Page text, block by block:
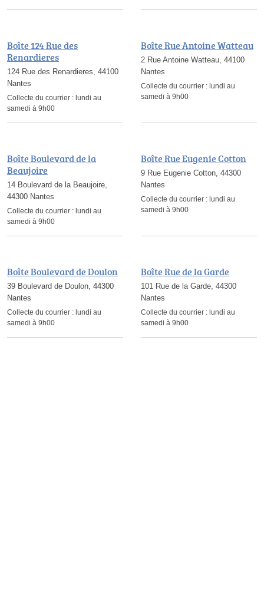
Boîte 124 Rue des
Renardieres
124 Rue des Renardieres, 44100
Nantes
Collecte du courrier : lundi au
samedi à 9h00
Boîte Rue Antoine Watteau
2 Rue Antoine Watteau, 44100
Nantes
Collecte du courrier : lundi au
samedi à 9h00
Boîte Boulevard de la
Beaujoire
14 Boulevard de la Beaujoire,
44300 Nantes
Collecte du courrier : lundi au
samedi à 9h00
Boîte Rue Eugenie Cotton
9 Rue Eugenie Cotton, 44300
Nantes
Collecte du courrier : lundi au
samedi à 9h00
Boîte Boulevard de Doulon
39 Boulevard de Doulon, 44300
Nantes
Collecte du courrier : lundi au
samedi à 9h00
Boîte Rue de la Garde
101 Rue de la Garde, 44300
Nantes
Collecte du courrier : lundi au
samedi à 9h00